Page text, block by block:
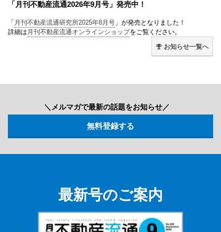
「月刊不動産流通2026年9月号」発売中！
「 月刊不動産流通研究所2025年8月号 」が発売となりました！
詳細は 月刊不動産流通オンラインショップをご覧ください。
お知らせ一覧へ
＼メルマガで最新の話題をお知らせ／
最新号のご案内